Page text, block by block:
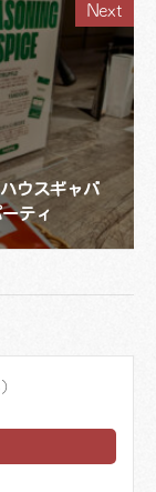
Next
ウスギャバ
ティ